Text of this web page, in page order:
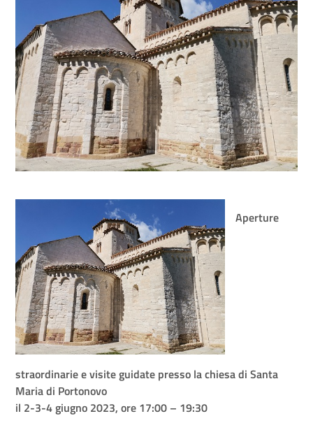
Aperture
straordinarie e visite guidate presso la chiesa di Santa
Maria di Portonovo
il 2-3-4 giugno 2023, ore 17:00 – 19:30